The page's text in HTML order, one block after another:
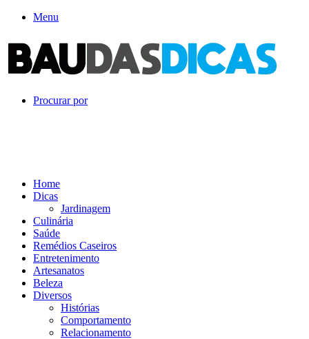
Menu
Procurar por
Home
Dicas
Jardinagem
Culinária
Saúde
Remédios Caseiros
Entretenimento
Artesanatos
Beleza
Diversos
Histórias
Comportamento
Relacionamento